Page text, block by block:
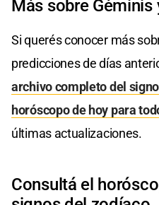
Más sobre
Si querés conocer más
predicciones de días
archivo completo del signo
horóscopo de hoy para
últimas actualizaciones.
Consultá el